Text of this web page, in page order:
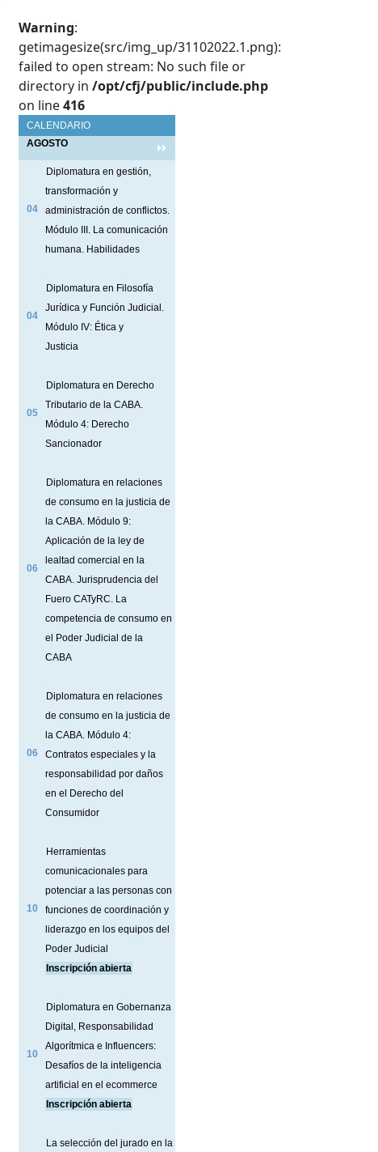
Warning:
getimagesize(src/img_up/31102022.1.png):
failed to open stream: No such file or
directory in /opt/cfj/public/include.php
on line416
CALENDARIO
AGOSTO
04
Diplomatura en gestión,
transformación y
administración de conflictos.
Módulo III. La comunicación
humana. Habilidades
04
Diplomatura en Filosofía
Jurídica y Función Judicial.
Módulo IV: Ética y
Justicia
05
Diplomatura en Derecho
Tributario de la CABA.
Módulo 4: Derecho
Sancionador
06
Diplomatura en relaciones
de consumo en la justicia de
la CABA. Módulo 9:
Aplicación de la ley de
lealtad comercial en la
CABA. Jurisprudencia del
Fuero CATyRC. La
competencia de consumo en
el Poder Judicial de la
CABA
06
Diplomatura en relaciones
de consumo en la justicia de
la CABA. Módulo 4:
Contratos especiales y la
responsabilidad por daños
en el Derecho del
Consumidor
10
Herramientas
comunicacionales para
potenciar a las personas con
funciones de coordinación y
liderazgo en los equipos del
Poder Judicial
Inscripción abierta
10
Diplomatura en Gobernanza
Digital, Responsabilidad
Algorítmica e Influencers:
Desafíos de la inteligencia
artificial en el ecommerce
Inscripción abierta
La selección del jurado en la